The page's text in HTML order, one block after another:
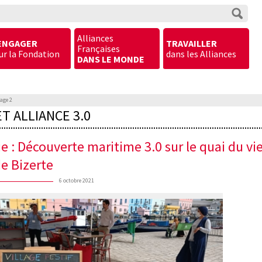
la Fondation
Alliances
Françaises
DANS LE MONDE
TRAVAILLER
dans les Alliances
2
ALLIANCE 3.0
: Découverte maritime 3.0 sur le quai du
Bizerte
6 octobre 2021